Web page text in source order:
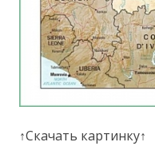
↑Скачать картинку↑